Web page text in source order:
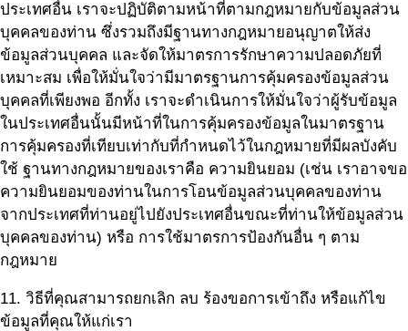
ประเทศอื่น เราจะปฏิบัติตามหน้าที่ตามกฎหมายกับข้อมูลส่วน
บุคคลของท่าน ซึ่งรวมถึงมีฐานทางกฎหมายอนุญาตให้ส่ง
ข้อมูลส่วนบุคคล และจัดให้มาตรการรักษาความปลอดภัยที่
เหมาะสม เพื่อให้มั่นใจว่ามีมาตรฐานการคุ้มครองข้อมูลส่วน
บุคคลที่เพียงพอ อีกทั้ง เราจะดำเนินการให้มั่นใจว่าผู้รับข้อมูล
ในประเทศอื่นนั้นมีหน้าที่ในการคุ้มครองข้อมูลในมาตรฐาน
การคุ้มครองที่เทียบเท่ากับที่กำหนดไว้ในกฎหมายที่มีผลบังคับ
ใช้ ฐานทางกฎหมายของเราคือ ความยินยอม (เช่น เราอาจขอ
ความยินยอมของท่านในการโอนข้อมูลส่วนบุคคลของท่าน
จากประเทศที่ท่านอยู่ไปยังประเทศอื่นขณะที่ท่านให้ข้อมูลส่วน
บุคคลของท่าน) หรือ การใช้มาตรการป้องกันอื่น ๆ ตาม
กฎหมาย
11. วิธีที่คุณสามารถยกเลิก ลบ ร้องขอการเข้าถึง หรือแก้ไข
ข้อมูลที่คุณให้แก่เรา